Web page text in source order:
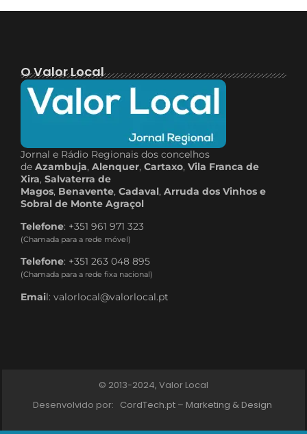
O Valor Local
Jornal e Rádio Regionais dos concelhos
de Azambuja, Alenquer, Cartaxo, Vila Franca de
Xira, Salvaterra de
Magos, Benavente, Cadaval, Arruda dos Vinhos e
Sobral de Monte Agraçol
Telefone: +351 961 971 323
(Chamada para a rede móvel)
Telefone: +351 263 048 895
(Chamada para a rede fixa nacional)
Email: valorlocal@valorlocal.pt
© 2013-2024, Valor Local
Desenvolvido por: CordTech.pt – Marketing & Design